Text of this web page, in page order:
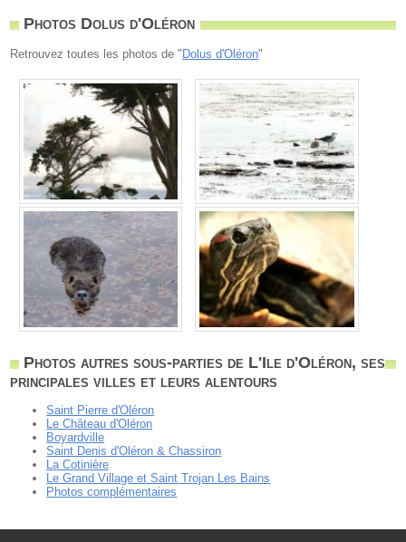
Photos Dolus d'Oléron
Retrouvez toutes les photos de " Dolus d'Oléron"
Photos autres sous-parties de L'Ile d'Oléron, ses
principales villes et leurs alentours
Saint Pierre d'Oléron
Le Château d'Oléron
Boyardville
Saint Denis d'Oléron & Chassiron
La Cotinière
Le Grand Village et Saint Trojan Les Bains
Photos complémentaires